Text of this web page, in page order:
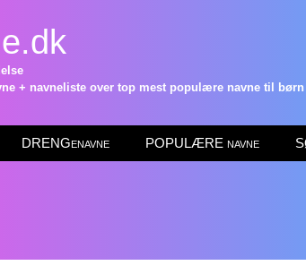
+ navneliste over top mest populære navne til børn
DRENGenavne POPULÆRE navne